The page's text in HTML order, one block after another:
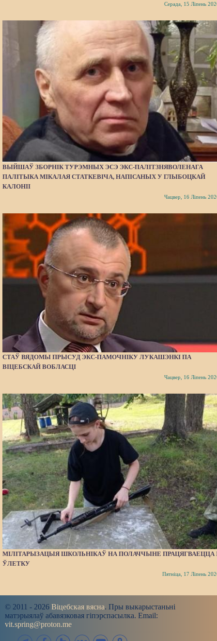
Серада, 15 Ліпень
ВЫЙШАЎ ЗБОРНІК ТУРЭМНЫХ ЭСЭ ЭКС-ПАЛІТЗНЯВОЛЕНАГА
ПАЛІТЫКА МІКАЛАЯ СТАТКЕВІЧА, НАПІСАНЫХ У ГЛЫБОЦКАЙ
КАЛОНІІ
Чацвер, 16 Ліпень
СТАЎ ВЯДОМЫ ПРЫСУД ЭКС-ПАМОЧНІКУ ЛУКАШЭНКІ ПА
ВІЦЕБСКАЙ ВОБЛАСЦІ
Чацвер, 16 Ліпень
МІЛІТАРЫЗАЦЫЯ ШКОЛЬНІКАЎ НА ПОЛАЧЧЫНЕ ПРАЦЯГВАЕЦЦА
ЎЛЕТКУ
Пятніца, 17 Ліпень
© 2011 - 2026 Віцебская вясна. Пры выкарыстаньні
матэрыялаў абавязковая гіпэрспасылка. Email:
vit.spring@proton.me